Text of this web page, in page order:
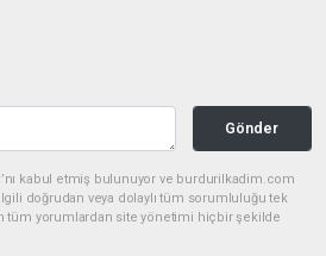
Gönder
kabul etmiş bulunuyor ve burdurilkadim.com
doğrudan veya dolaylı tüm sorumluluğu tek
tüm yorumlardan site yönetimi hiçbir şekilde